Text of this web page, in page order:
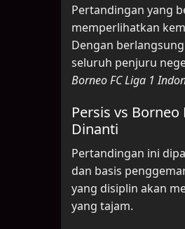
Pertandingan yang
memperlihatkan
Dengan
seluruh penjuru
Borneo FC Liga 1
Persis vs
Dinanti
Pertandingan ini
dan basis
yang disiplin akan
yang tajam.